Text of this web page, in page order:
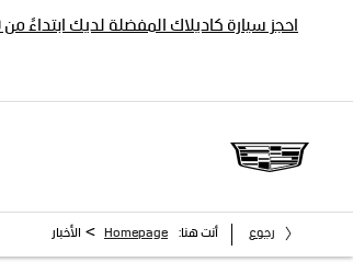
احجز سيارة كاديلاك المفضلة لديك ابتداءً من 500 درهم
رجوع أنت هنا: Homepage
> الأخبار